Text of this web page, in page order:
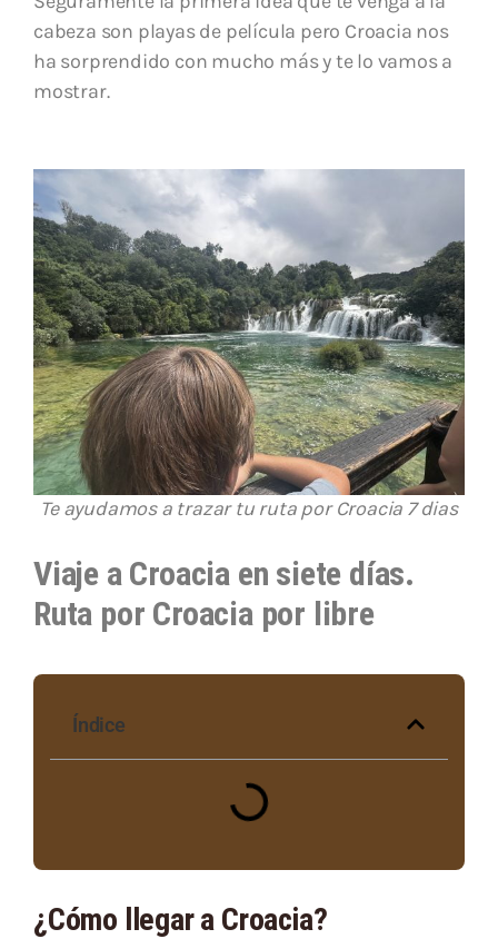
cabeza son playas de película pero Croacia nos
ha sorprendido con mucho más y te lo vamos a
mostrar.
Te ayudamos a trazar tu ruta por Croacia 7 dias
Viaje a Croacia en siete días.
Ruta por Croacia por libre
Índice
¿Cómo llegar a Croacia?